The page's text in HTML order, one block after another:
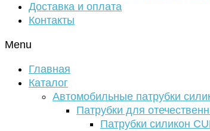
Доставка и оплата
Контакты
Menu
Главная
Каталог
Автомобильные патрубки
Патрубки для
Патрубки силикон